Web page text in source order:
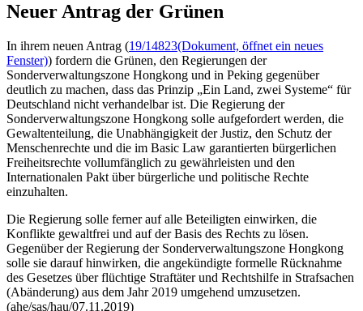
Neuer Antrag der Grünen
In ihrem neuen Antrag (19/14823(Dokument, öffnet ein neues
Fenster)) fordern die Grünen, den Regierungen der
Sonderverwaltungszone Hongkong und in Peking gegenüber
deutlich zu machen, dass das Prinzip „Ein Land, zwei Systeme“ für
Deutschland nicht verhandelbar ist. Die Regierung der
Sonderverwaltungszone Hongkong solle aufgefordert werden, die
Gewaltenteilung, die Unabhängigkeit der Justiz, den Schutz der
Menschenrechte und die im Basic Law garantierten bürgerlichen
Freiheitsrechte vollumfänglich zu gewährleisten und den
Internationalen Pakt über bürgerliche und politische Rechte
einzuhalten.
Die Regierung solle ferner auf alle Beteiligten einwirken, die
Konflikte gewaltfrei und auf der Basis des Rechts zu lösen.
Gegenüber der Regierung der Sonderverwaltungszone Hongkong
solle sie darauf hinwirken, die angekündigte formelle Rücknahme
des Gesetzes über flüchtige Straftäter und Rechtshilfe in Strafsachen
(Abänderung) aus dem Jahr 2019 umgehend umzusetzen.
(ahe/sas/hau/07.11.2019)